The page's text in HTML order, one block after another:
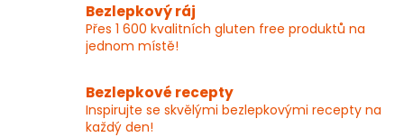
á
d
í
p
r
Bezlepkový ráj
Přes 1 600 kvalitních gluten free produktů na
jednom místě!
Bezlepkové recepty
Inspirujte se skvělými bezlepkovými recepty na
každý den!